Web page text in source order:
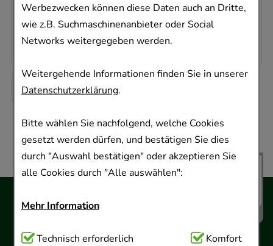
Werbezwecken können diese Daten auch an Dritte,
wie z.B. Suchmaschinenanbieter oder Social
Networks weitergegeben werden.
Weitergehende Informationen finden Sie in unserer
Datenschutzerklärung.
Bitte wählen Sie nachfolgend, welche Cookies
gesetzt werden dürfen, und bestätigen Sie dies
durch "Auswahl bestätigen" oder akzeptieren Sie
alle Cookies durch "Alle auswählen":
Mehr Information
Technisch Notwendig:Hierbei handelt es sich um
Technisch erforderlich
Komfort
4,47 €¹
AVP:6,90 €²
223,50 €pro 1 l